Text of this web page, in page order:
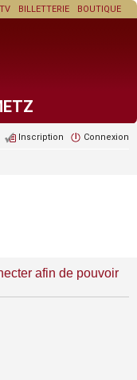
BOUTIQUE
BILLETTERIE
Connexion
Inscription
afin de pouvoir